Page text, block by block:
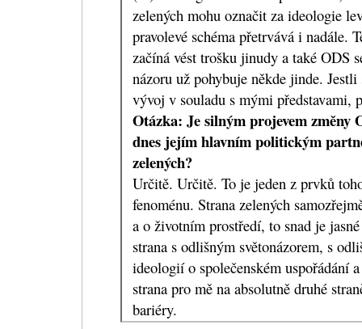
zelených mohu označit za ideologie
pravolevé schéma přetrvává i nadále.
začíná vést trošku jinudy a také ODS
názoru už pohybuje někde jinde.
vývoj v souladu s mými představami,
Otázka: Je silným projevem změny
dnes jejím hlavním politickým
zelených?
Určitě. Určitě. To je jeden z prvků
fenoménu. Strana zelených
a o životním prostředí, to snad je
strana s odlišným světonázorem, s
ideologií o společenském uspořádání
strana pro mě na absolutně druhé
bariéry.